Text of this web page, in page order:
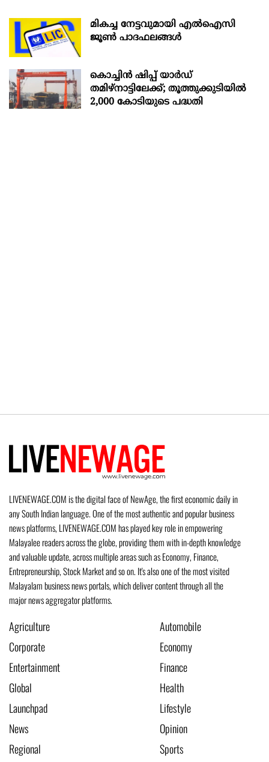
മികച്ച നേട്ടവുമായി എൽഐസി
ജൂൺ പാദഫലങ്ങൾ
കൊച്ചിന്‍ ഷിപ്പ് യാർഡ്
തമിഴ്നാട്ടിലേക്ക്; തൂത്തുക്കുടിയിൽ
2,000 കോടിയുടെ പദ്ധതി
LIVENEWAGE.COM is the digital face of NewAge, the first economic daily in
any South Indian language. One of the most authentic and popular business
news platforms, LIVENEWAGE.COM has played key role in empowering
Malayalee readers across the globe, providing them with in-depth knowledge
and valuable update, across multiple areas such as Economy, Finance,
Entrepreneurship, Stock Market and so on. It's also one of the most visited
Malayalam business news portals, which deliver content through all the
major news aggregator platforms.
Agriculture
Automobile
Corporate
Economy
Entertainment
Finance
Global
Health
Launchpad
Lifestyle
News
Opinion
Regional
Sports